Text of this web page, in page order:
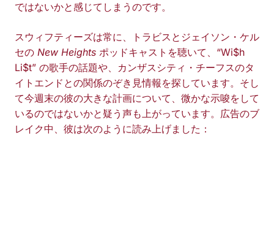
ではないかと感じてしまうのです。
スウィフティーズは常に、トラビスとジェイソン・ケル
セの New Heights ポッドキャストを聴いて、“Wi$h
Li$t” の歌手の話題や、カンザスシティ・チーフスのタ
イトエンドとの関係のぞき見情報を探しています。そし
て今週末の彼の大きな計画について、微かな示唆をして
いるのではないかと疑う声も上がっています。広告のブ
レイク中、彼は次のように読み上げました：